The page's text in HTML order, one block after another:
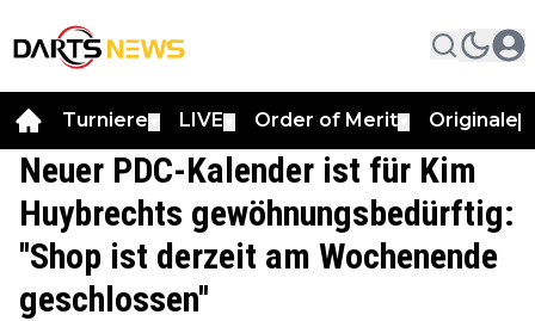
Turniere LIVE Order of Merit Originale
Neuer PDC-Kalender ist für Kim
Huybrechts gewöhnungsbedürftig:
''Shop ist derzeit am Wochenende
geschlossen''